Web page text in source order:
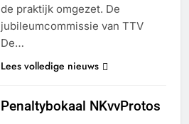
de praktijk omgezet. De
jubileumcommissie van TTV
De…
Lees volledige nieuws
Penaltybokaal NKvvProtos